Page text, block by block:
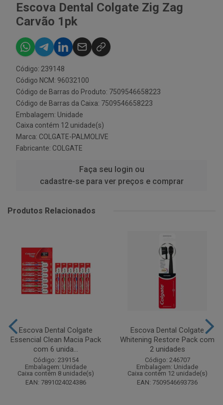
Escova Dental Colgate Zig Zag
Carvão 1pk
Código: 239148
Código NCM: 96032100
Código de Barras do Produto: 7509546658223
Código de Barras da Caixa: 7509546658223
Embalagem: Unidade
Caixa contém 12 unidade(s)
Marca: COLGATE-PALMOLIVE
Fabricante: COLGATE
Faça seu login ou
cadastre-se para ver preços e comprar
Produtos Relacionados
Escova Dental Colgate
Essencial Clean Macia Pack
com 6 unida...
Código: 239154
Embalagem: Unidade
Caixa contém 8 unidade(s)
EAN: 7891024024386
Escova Dental Colgate
Whitening Restore Pack com
2 unidades
Código: 246707
Embalagem: Unidade
Caixa contém 12 unidade(s)
EAN: 7509546693736